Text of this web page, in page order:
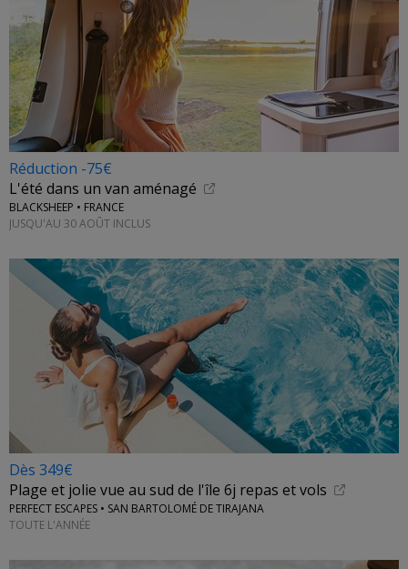
Réduction -75€
L'été dans un van aménagé
BLACKSHEEP • FRANCE
JUSQU'AU 30 AOÛT INCLUS
Dès 349€
Plage et jolie vue au sud de l'île 6j repas et vols
PERFECT ESCAPES • SAN BARTOLOMÉ DE TIRAJANA
TOUTE L'ANNÉE